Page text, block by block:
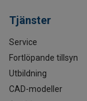
Tjänster
Service
Fortlöpande tillsyn
Utbildning
CAD-modeller